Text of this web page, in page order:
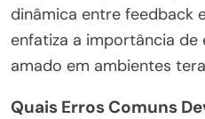
dinâmica entre feedback
enfatiza a importância
amado em ambientes
Quais Erros Comuns